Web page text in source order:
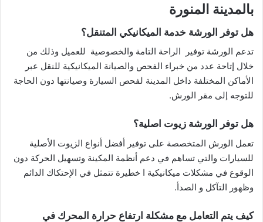
بالمدينة المنورة
هل توفر الورشة خدمة الميكانيكي المتنقل؟
تدعم الورشة توفير الراحة التامة والخصوصية للعميل وذلك من
خلال إتاحة عدد من خبراء الفحص والصيانة الميكانيكية للنقل عبر
الأماكن المختلفة داخل المدينة لفحص السيارة وصيانتها دون الحاجة
للتوجه إلى مقر الورش.
هل توفر الورشة زيوت اصلية؟
تعمل الورش المتخصصة على توفير أفضل أنواع الزيوت الأصلية
للسيارات والتي تساهم في دعم أنظمة المكينة وتسهيل الحركة دون
الوقوع في مشكلات ميكانيكية ا خطيرة تتمثل في الإحتكاك الدائم
وظهور التآكل و الصدأ.
كيف يتم التعامل مع مشكلة ارتفاع حرارة المحرك في